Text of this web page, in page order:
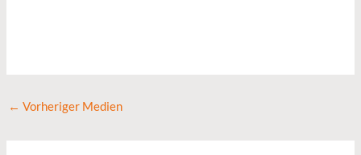
← Vorheriger Medien